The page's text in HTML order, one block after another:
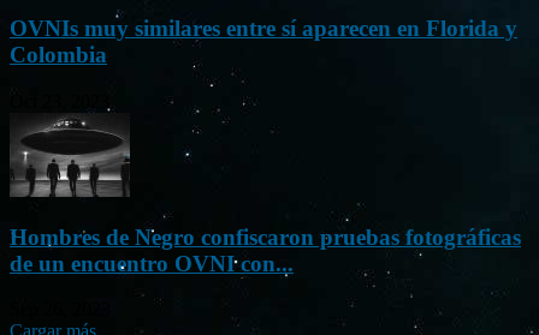
OVNIs muy similares entre sí aparecen en Florida y
Colombia
Hombres de Negro confiscaron pruebas fotográficas
de un encuentro OVNI con...